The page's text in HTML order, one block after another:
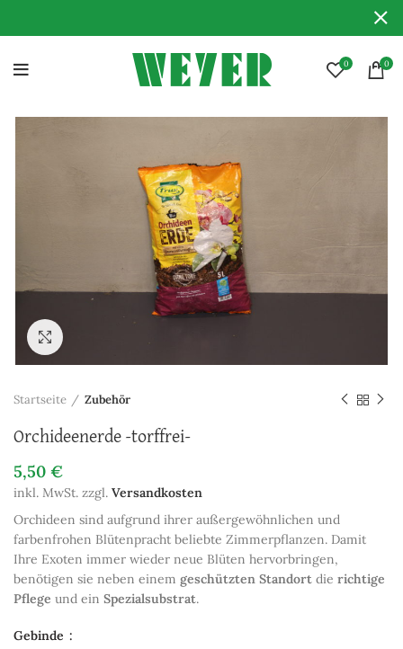
0 0
Startseite Zubehör
Orchideenerde -torffrei-
5,50 €
inkl. MwSt. zzgl. Versandkosten
Orchideen sind aufgrund ihrer außergewöhnlichen und
farbenfrohen Blütenpracht beliebte Zimmerpflanzen. Damit
Ihre Exoten immer wieder neue Blüten hervorbringen,
benötigen sie neben einem geschützten Standort die richtige
Pflege und ein Spezialsubstrat.
Gebinde